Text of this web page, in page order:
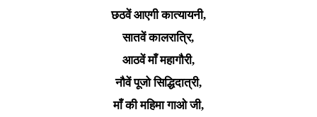
छठवें आएगी कात्यायनी,
सातवें कालरात्रि,
आठवें माँ महागौरी,
नौवें पूजो सिद्धिदात्री,
माँ की महिमा गाओ जी,